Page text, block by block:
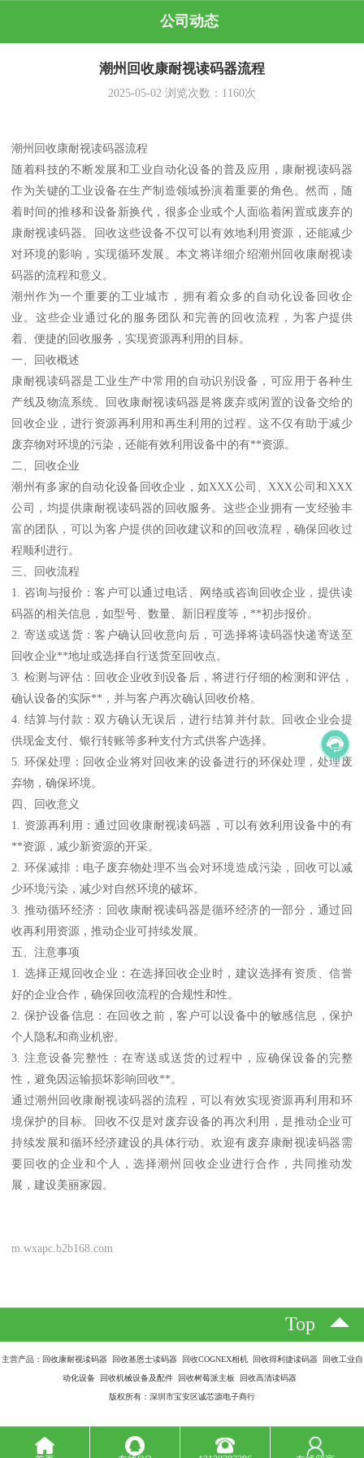
公司动态
潮州回收康耐视读码器流程
2025-05-02 浏览次数： 1160次
潮州回收康耐视读码器流程
随着科技的不断发展和工业自动化设备的普及应用，康耐视读码器
作为关键的工业设备在生产制造领域扮演着重要的角色。然而，随
着时间的推移和设备新换代，很多企业或个人面临着闲置或废弃的
康耐视读码器。回收这些设备不仅可以有效地利用资源，还能减少
对环境的影响，实现循环发展。本文将详细介绍潮州回收康耐视读
码器的流程和意义。
潮州作为一个重要的工业城市，拥有着众多的自动化设备回收企
业。这些企业通过化的服务团队和完善的回收流程，为客户提供
着、便捷的回收服务，实现资源再利用的目标。
一、回收概述
康耐视读码器是工业生产中常用的自动识别设备，可应用于各种生
产线及物流系统。回收康耐视读码器是将废弃或闲置的设备交给的
回收企业，进行资源再利用和再生利用的过程。这不仅有助于减少
废弃物对环境的污染，还能有效利用设备中的有**资源。
二、回收企业
潮州有多家的自动化设备回收企业，如XXX公司、XXX公司和XXX
公司，均提供康耐视读码器的回收服务。这些企业拥有一支经验丰
富的团队，可以为客户提供的回收建议和的回收流程，确保回收过
程顺利进行。
三、回收流程
1. 咨询与报价：客户可以通过电话、网络或咨询回收企业，提供读
码器的相关信息，如型号、数量、新旧程度等，**初步报价。
2. 寄送或送货：客户确认回收意向后，可选择将读码器快递寄送至
回收企业**地址或选择自行送货至回收点。
3. 检测与评估：回收企业收到设备后，将进行仔细的检测和评估，
确认设备的实际**，并与客户再次确认回收价格。
4. 结算与付款：双方确认无误后，进行结算并付款。回收企业会提
供现金支付、银行转账等多种支付方式供客户选择。
5. 环保处理：回收企业将对回收来的设备进行的环保处理，处理废
弃物，确保环境。
四、回收意义
1. 资源再利用：通过回收康耐视读码器，可以有效利用设备中的有
**资源，减少新资源的开采。
2. 环保减排：电子废弃物处理不当会对环境造成污染，回收可以减
少环境污染，减少对自然环境的破坏。
3. 推动循环经济：回收康耐视读码器是循环经济的一部分，通过回
收再利用资源，推动企业可持续发展。
五、注意事项
1. 选择正规回收企业：在选择回收企业时，建议选择有资质、信誉
好的企业合作，确保回收流程的合规性和性。
2. 保护设备信息：在回收之前，客户可以设备中的敏感信息，保护
个人隐私和商业机密。
3. 注意设备完整性：在寄送或送货的过程中，应确保设备的完整
性，避免因运输损坏影响回收**。
通过潮州回收康耐视读码器的流程，可以有效实现资源再利用和环
境保护的目标。回收不仅是对废弃设备的再次利用，是推动企业可
持续发展和循环经济建设的具体行动。欢迎有废弃康耐视读码器需
要回收的企业和个人，选择潮州回收企业进行合作，共同推动发
展，建设美丽家园。
m.wxapc.b2b168.com
Top
主营产品：回收康耐视读码器 回收基恩士读码器 回收COGNEX相机 回收得利捷读码器 回收工业自
动化设备 回收机械设备及配件 回收树莓派主板 回收高清读码器
版权所有：深圳市宝安区诚芯源电子商行